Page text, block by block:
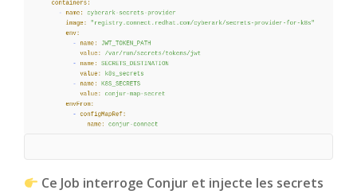
Ce Job interroge Conjur et injecte les secrets